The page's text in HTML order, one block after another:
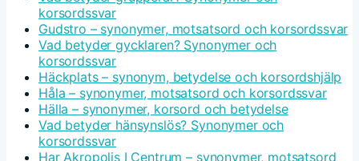
korsordssvar
Gudstro – synonymer, motsatsord och korsordssvar
Vad betyder gycklaren? Synonymer och
korsordssvar
Häckplats – synonym, betydelse och korsordshjälp
Håla – synonymer, motsatsord och korsordssvar
Hälla – synonymer, korsord och betydelse
Vad betyder hänsynslös? Synonymer och
korsordssvar
Har Akropolis I Centrum – synonymer, motsatsord